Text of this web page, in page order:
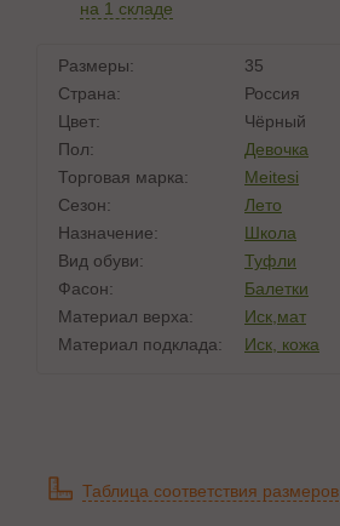
на 1 складе
Размеры:
35
Страна:
Россия
Цвет:
Чёрный
Пол:
Девочка
Торговая марка:
Meitesi
Сезон:
Лето
Назначение:
Школа
Вид обуви:
Туфли
Фасон:
Балетки
Материал верха:
Иск,мат
Материал подклада:
Иск, кожа
Таблица соответствия размеров